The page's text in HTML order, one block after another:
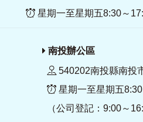
星期一至星期五8:30～
南投辦公區
540202南投縣南投
星期一至星期五
（公司登記：9:00～